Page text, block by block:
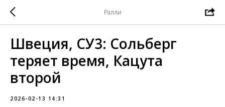
Ралли
Швеция, СУ3: Сольберг
теряет время, Кацута
второй
2026-02-13 14:31